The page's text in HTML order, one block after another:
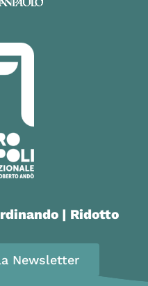
| Ridotto
Newsletter